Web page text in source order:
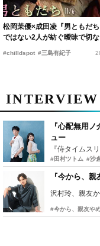
松岡茉優×成田凌『男ともだ
ではない2人が紡ぐ曖昧で切
#chilldspot #三島有紀子
INTERVIEW
『心配無用
ュー
#田村ツトム #沙
『今から、
沢村玲、親友
#今から、親友や